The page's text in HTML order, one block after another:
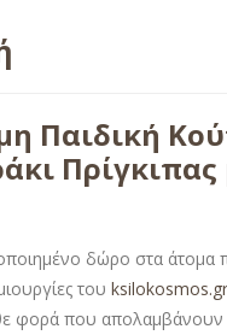
Παιδική
Πρίγκιπας
δώρο στα άτομα
του ksilokosmos.gr
φορά που